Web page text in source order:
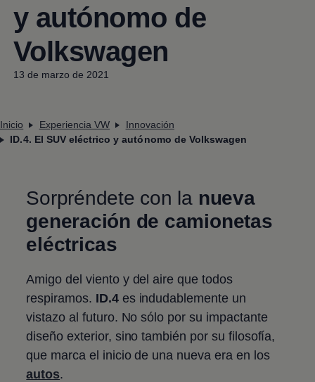
y autónomo de
Volkswagen
13 de marzo de 2021
Inicio Experiencia VW
Innovación
ID.4. El SUV eléctrico y autónomo de Volkswagen
Sorpréndete con la nueva
generación de camionetas
eléctricas
Amigo del viento y del aire que todos
respiramos. ID.4es indudablemente un
vistazo al futuro. No sólo por su impactante
diseño exterior, sino también por su filosofía,
que marca el inicio de una nueva era en los
autos.